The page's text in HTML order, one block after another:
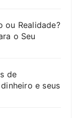
ou Realidade?
o Seu
de
e seus